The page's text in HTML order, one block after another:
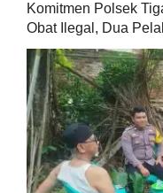
Komitmen Polsek
Obat Ilegal, Dua